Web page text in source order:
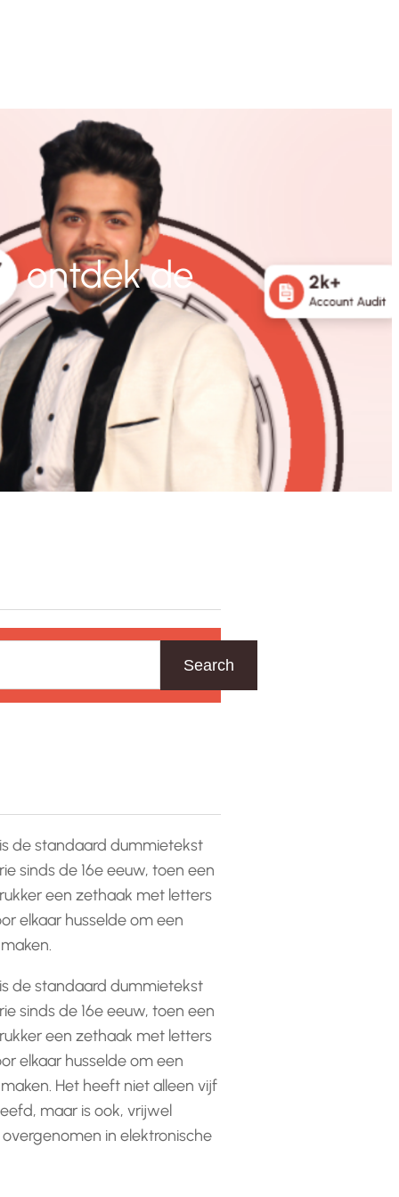
ontdek de
Search
de standaard dummietekst
sinds de 16e eeuw, toen een
een zethaak met letters
elkaar husselde om een
de standaard dummietekst
sinds de 16e eeuw, toen een
een zethaak met letters
elkaar husselde om een
Het heeft niet alleen vijf
maar is ook, vrijwel
in elektronische